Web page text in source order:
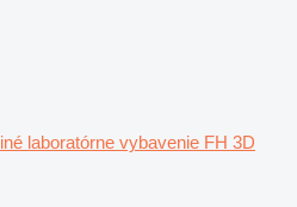
iné laboratórne vybavenie FH 3D